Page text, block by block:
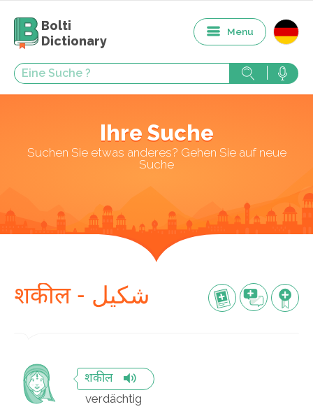
Bolti
Dictionary
Menu
Ihre Suche
Suchen Sie etwas anderes? Gehen Sie auf neue
Suche
शकील - شکیل
शकील
verdächtig